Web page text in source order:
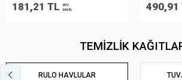
490,91 TL
KDV
DAHİL
748,97
TEMİZLİK
RULO HAVLULAR